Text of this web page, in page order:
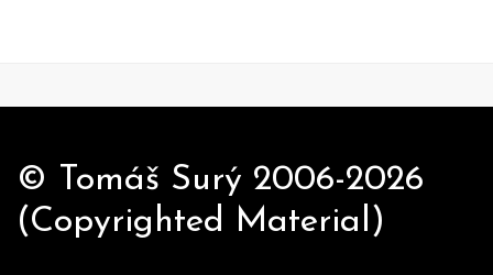
© Tomáš Surý 2006-2026
(Copyrighted Material)